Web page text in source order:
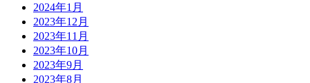
2024年1月
2023年12月
2023年11月
2023年10月
2023年9月
2023年8月